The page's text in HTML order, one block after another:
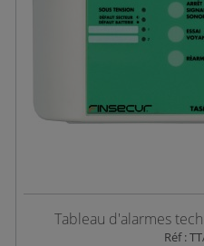
Tableau d'alarmes
Réf :